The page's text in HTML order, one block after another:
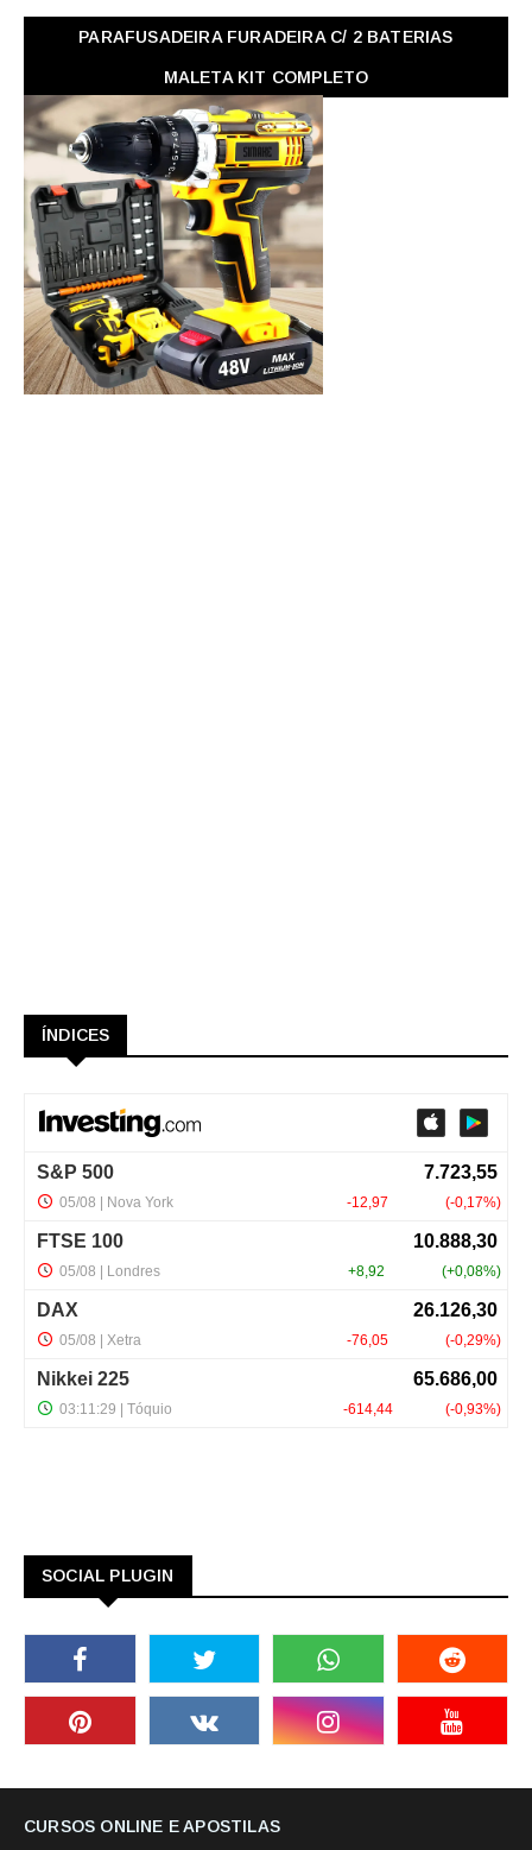
PARAFUSADEIRA FURADEIRA C/ 2 BATERIAS
MALETA KIT COMPLETO
ÍNDICES
SOCIAL PLUGIN
CURSOS ONLINE E APOSTILAS